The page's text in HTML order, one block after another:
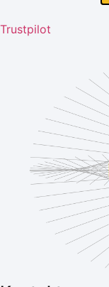
Trustpilot